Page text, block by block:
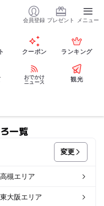
会員登録 プレゼント メニュー
クーポン ランキング
おでかけ
ニュース
観光
一覧
変更
高槻エリア
東大阪エリア